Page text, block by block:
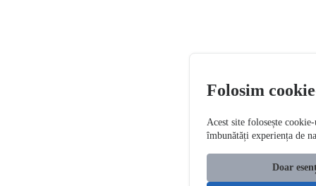
Folosim
Acest site folosește
îmbunătăți experiența de
Doar